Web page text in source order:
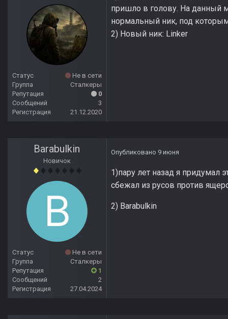
Статус
Не в сети
Группа
Сталкеры
Репутация
0
Сообщений
3
Регистрация
21.12.2020
пришло в голову. На данный
нормальный ник, под
2) Новый ник: Linker
Barabulkin
Новичок
Статус
Не в сети
Группа
Сталкеры
Репутация
1
Сообщений
2
Регистрация
27.04.2024
Опубликовано 9 июня
1)пару лет назад я придумал
сбежал из русов против
2) Barabulkin